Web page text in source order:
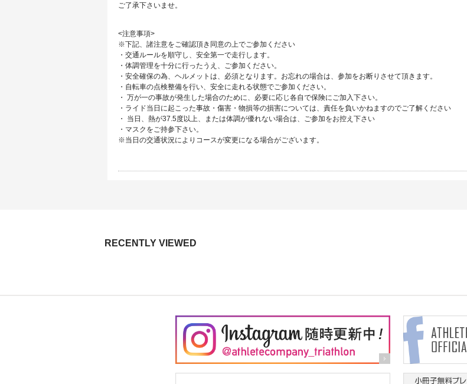
ご了承下さいませ。
<注意事項>
※下記、諸注意をご確認頂き同意の上でご参加ください
・交通ルールを順守し、安全第一で走行します。
・体調管理を十分に行ったうえ、ご参加ください。
・安全確保の為、ヘルメットは、必須となります。お忘れの場合は、参加をお断りさせて頂きます。
・自転車の点検整備を行い、安全に走れる状態でご参加ください。
・ 万が一の事故が発生した場合のために、必要に応じ各自で保険にご加入下さい。
・ライド当日に起こった事故・傷害・物損等の損害については、責任を負いかねますのでご了解ください
・ 当日、熱が37.5度以上、または体調が優れない場合は、ご参加をお控え下さい
・マスクをご持参下さい。
※当日の交通状況によりコースが変更になる場合がございます。
RECENTLY VIEWED